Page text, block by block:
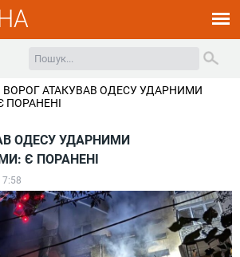
ВОРОГ АТАКУВАВ ОДЕСУ УДАРНИМИ
ПОРАНЕНІ
ОДЕСУ УДАРНИМИ
Є ПОРАНЕНІ
7:58